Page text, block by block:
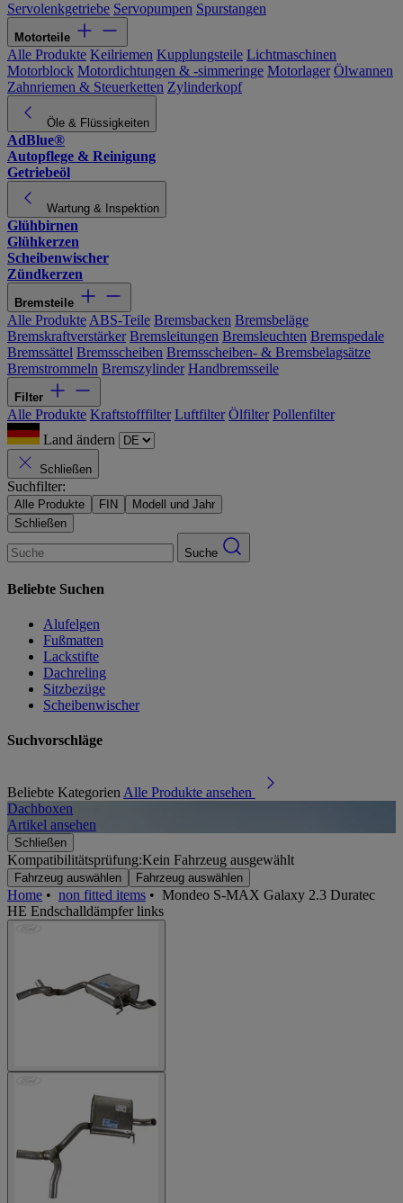
Servolenkgetriebe Servopumpen Spurstangen
Motorteile
Alle Produkte Keilriemen Kupplungsteile Lichtmaschinen
Motorblock Motordichtungen & -simmeringe Motorlager Ölwannen
Zahnriemen & Steuerketten Zylinderkopf
Öle & Flüssigkeiten
AdBlue®
Autopflege & Reinigung
Getriebeöl
Wartung & Inspektion
Glühbirnen
Glühkerzen
Scheibenwischer
Zündkerzen
Bremsteile
Alle Produkte ABS-Teile Bremsbacken Bremsbeläge
Bremskraftverstärker Bremsleitungen Bremsleuchten Bremspedale
Bremssättel Bremsscheiben Bremsscheiben- & Bremsbelagsätze
Bremstrommeln Bremszylinder Handbremsseile
Filter
Alle Produkte Kraftstofffilter Luftfilter Ölfilter Pollenfilter
Land ändern
Schließen
Suchfilter:
Alle Produkte FIN
Modell und Jahr
Schließen
Suche
Beliebte Suchen
Alufelgen
Fußmatten
Lackstifte
Dachreling
Sitzbezüge
Scheibenwischer
Suchvorschläge
Beliebte Kategorien Alle Produkte ansehen
Dachboxen
Artikel ansehen
Schließen
Kompatibilitätsprüfung:Kein Fahrzeug ausgewählt
Fahrzeug auswählen Fahrzeug auswählen
Home • non fitted items • Mondeo S-MAX Galaxy 2.3 Duratec
HE Endschalldämpfer links